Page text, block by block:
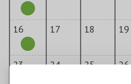
16 17 18 19
23 24 25 26